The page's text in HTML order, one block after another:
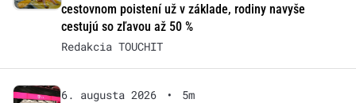
cestovnom poistení už v základe, rodiny navyše
cestujú so zľavou až 50 %
Redakcia TOUCHIT
6. augusta 2026 •
5m